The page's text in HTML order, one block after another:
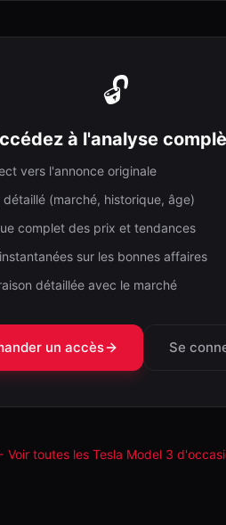
🔓
à l'analyse
vers l'annonce originale
détaillé (marché, historique, âge)
complet des prix et tendances
sur les bonnes affaires
détaillée avec le marché
un accès Se
Voir toutes les Tesla Model 3